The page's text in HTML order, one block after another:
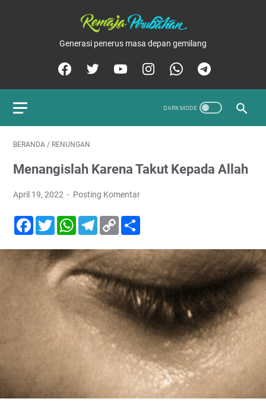
Generasi penerus masa depan gemilang
BERANDA / RENUNGAN
Menangislah Karena Takut Kepada Allah
April 19, 2022 Posting Komentar
F
a
e
b
o
o
T
w
t
t
e
r
W
t
s
A
p
p
T
e
g
r
a
m
C
y
L
i
n
k
r
e